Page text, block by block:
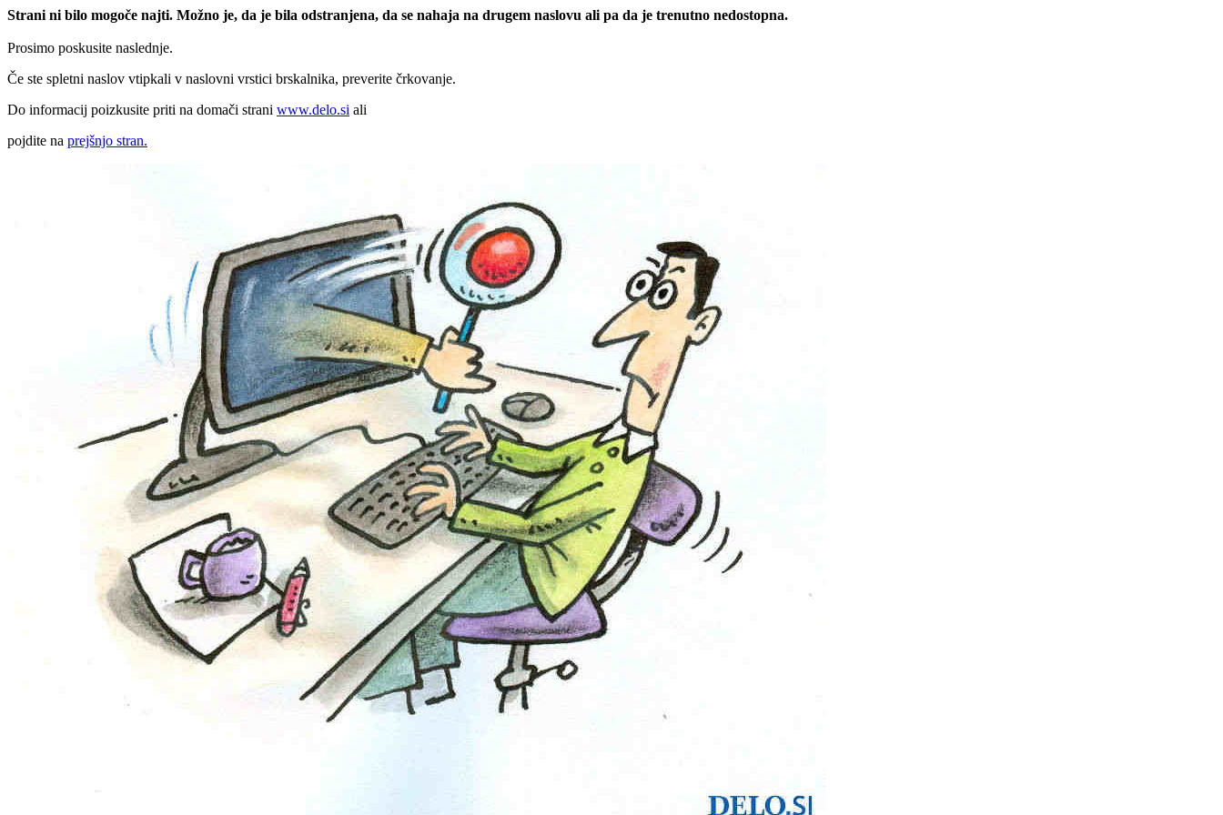
Strani ni bilo mogoče najti. Možno je, da je bila odstranjena, da se nahaja na drugem naslovu ali pa da je trenutno nedostopna.
Prosimo poskusite naslednje.
Če ste spletni naslov vtipkali v naslovni vrstici brskalnika, preverite črkovanje.
Do informacij poizkusite priti na domači strani www.delo.si ali
pojdite na prejšnjo stran.